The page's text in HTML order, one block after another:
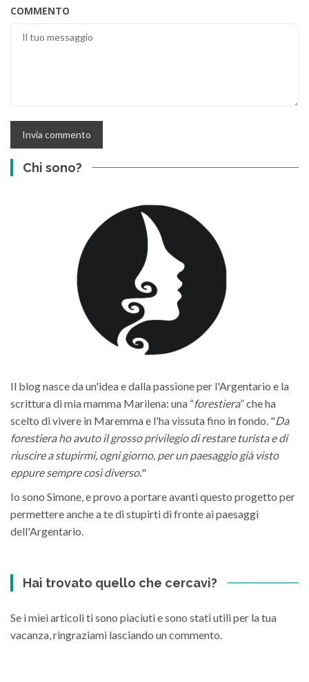
COMMENTO
Chi sono?
Il blog nasce da un'idea e dalla passione per l'Argentario e la
scrittura di mia mamma Marilena: una “forestiera” che ha
scelto di vivere in Maremma e l'ha vissuta fino in fondo. "Da
forestiera ho avuto il grosso privilegio di restare turista e di
riuscire a stupirmi, ogni giorno, per un paesaggio già visto
eppure sempre così diverso."
Io sono Simone, e provo a portare avanti questo progetto per
permettere anche a te di stupirti di fronte ai paesaggi
dell'Argentario.
Hai trovato quello che cercavi?
Se i miei articoli ti sono piaciuti e sono stati utili per la tua
vacanza, ringraziami lasciando un commento.